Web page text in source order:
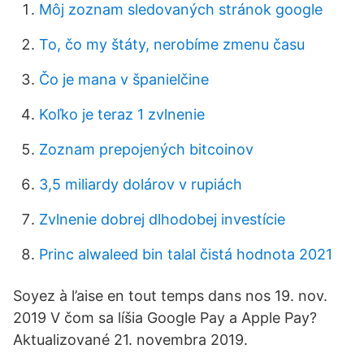
Môj zoznam sledovaných stránok google
To, čo my štáty, nerobíme zmenu času
Čo je mana v španielčine
Koľko je teraz 1 zvlnenie
Zoznam prepojených bitcoinov
3,5 miliardy dolárov v rupiách
Zvlnenie dobrej dlhodobej investície
Princ alwaleed bin talal čistá hodnota 2021
Soyez à l’aise en tout temps dans nos 19. nov.
2019 V čom sa líšia Google Pay a Apple Pay?
Aktualizované 21. novembra 2019.